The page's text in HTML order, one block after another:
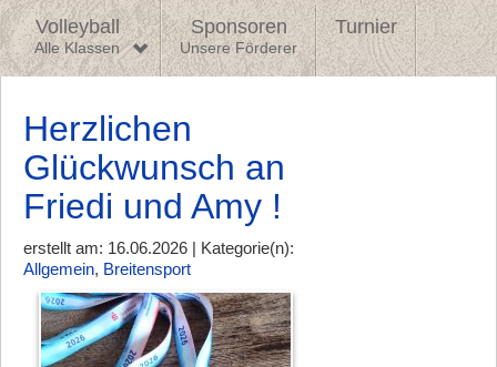
Volleyball
Alle Klassen
Sponsoren
Unsere Förderer
Turnier
Herzlichen
Glückwunsch an
Friedi und Amy !
erstellt am: 16.06.2026 | Kategorie(n):
Allgemein, Breitensport